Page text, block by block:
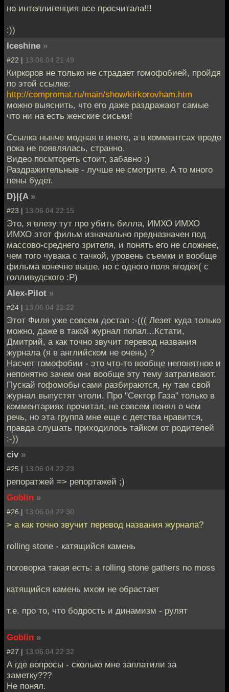
но интеллигенция все просчитала!!!
:))
Iceshine »
#22 | 13.06.04 21:49
Киркоров не только не страдает гомофобией, пройдя
по этой ссылке:
http://compromat.ru/main/show/kirkorovham.htm
можно выяснить, что его даже раздражают самые
что ни на есть женские сиськи!
Ссылка нынче модная в инете, а в комментсах вроде
пока не появлялась, странно.
Видео посмтореть стоит, забавно :)
Раздражительные - лучше не смотрите. А то много
пены будет.
D}|{A »
#23 | 13.06.04 22:15
Это, я влезу тут про убить билла, ИМХО ИМХО
ИМХО этот фильм изначально предназначен под
массово-среднего зрителя, и понять его не сложнее,
чем того чувака с тачкой, уровень съемки и вообще
фильма конечно выше, но с одного поля ягодки( с
голливудского :Р)
Alex-Pilot »
#24 | 13.06.04 22:22
Этот Филя уже совсем достал :-((( Лезет куда только
можно, даже в такой журнал попал...Кстати,
Дмитрий, а как точно звучит перевод названия
журнала (я в английском не очень) ?
Насчет гомофобии - это что-то вообще непонятное и
непонятно зачем они вообще эту тему затрагивают.
Пускай гофомобы сами разбираются, ну там свой
журнал выпустят чтоли. Про "Сектор Газа" только в
комментариях прочитал, не совсем понял о чем
речь, но эта группа мне еще с детства нравится,
правда слушать приходилось тайком от родителей
:-))
civ »
#25 | 13.06.04 22:23
репоратжей => репортажей ;)
Goblin »
#26 | 13.06.04 22:30
> а как точно звучит перевод названия журнала?
rolling stone - катящийся камень
поговорка такая есть: a rolling stone gathers no moss
катящийся камень мхом не обрастает
т.е. про то, что бодрость и динамизм - рулят
Goblin »
#27 | 13.06.04 22:32
А где вопросы - сколько мне заплатили за
заметку???
Не понял.